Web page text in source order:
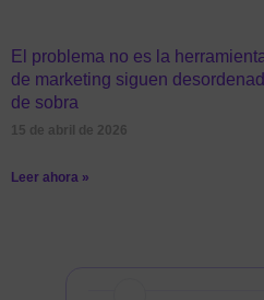
El problema no es la
de marketing siguen
de sobra
15 de abril de 2026
Leer ahora »